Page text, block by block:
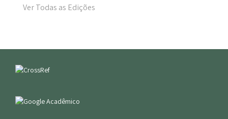
Ver Todas as Edições